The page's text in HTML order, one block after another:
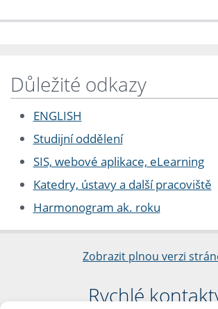
Důležité odkazy
ENGLISH
Studijní oddělení
SIS, webové aplikace, eLearning
Katedry, ústavy a další pracoviště
Harmonogram ak. roku
Zobrazit plnou verzi
Rychlé